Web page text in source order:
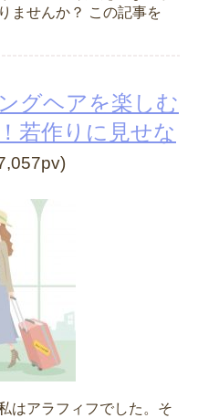
ませんか？ この記事を
グヘアを楽しむ
若作りに見せな
はアラフィフでした。そ